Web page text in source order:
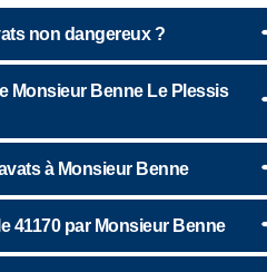
non dangereux ?
Monsieur Benne Le Plessis
à Monsieur Benne
41170 par Monsieur Benne